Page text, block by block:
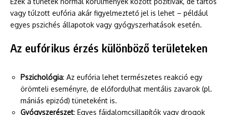
vagy túlzott eufória akár figyelmeztető jel is lehet – például
egyes pszichés állapotok vagy gyógyszerhatások esetén.
Az eufórikus érzés különböző területeken
Pszichológia: Az eufória lehet természetes reakció egy
örömteli eseményre, de előfordulhat mentális zavarok (pl.
mániás epizód) tüneteként is.
Gyógyszerészet: Egyes fájdalomcsillapítók vagy drogok